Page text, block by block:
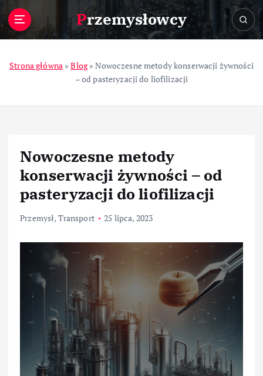
Przemysłowcy
Strona główna »Blog»Nowoczesne metody konserwacji żywności
– od pasteryzacji do liofilizacji
Nowoczesne metody
konserwacji żywności – od
pasteryzacji do liofilizacji
Przemysł, Transport 25 lipca, 2023